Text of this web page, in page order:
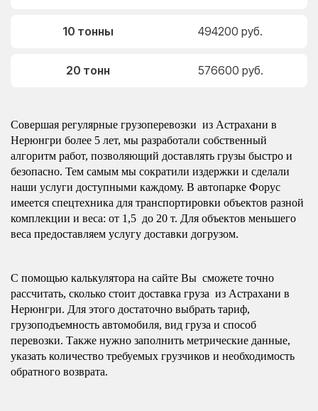
10 тонны 494200 руб.
20 тонн 576600 руб.
Совершая регулярные грузоперевозки из Астрахани в
Нерюнгри более 5 лет, мы разработали собственный
алгоритм работ, позволяющий доставлять грузы быстро и
безопасно. Тем самым мы сократили издержки и сделали
наши услуги доступными каждому. В автопарке Форус
имеется спецтехника для транспортировки объектов разной
комплекции и веса: от 1,5 до 20 т. Для объектов меньшего
веса предоставляем услугу доставки догрузом.
С помощью калькулятора на сайте Вы сможете точно
рассчитать, сколько стоит доставка груза из Астрахани в
Нерюнгри. Для этого достаточно выбрать тариф,
грузоподъемность автомобиля, вид груза и способ
перевозки. Также нужно заполнить метрические данные,
указать количество требуемых грузчиков и необходимость
обратного возврата.